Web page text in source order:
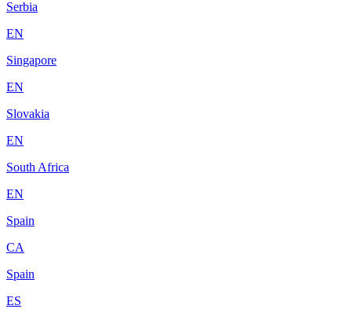
Serbia
EN
Singapore
EN
Slovakia
EN
South Africa
EN
Spain
CA
Spain
ES